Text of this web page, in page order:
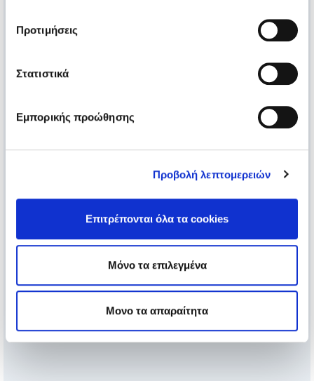
Προτιμήσεις
Στατιστικά
Εμπορικής προώθησης
Προβολή λεπτομερειών
Επιτρέπονται όλα τα cookies
Μόνο τα επιλεγμένα
Μονο τα απαραίτητα